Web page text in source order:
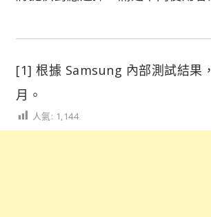
[1] 根據 Samsung 內部測試結果
月。
人氣: 1,144